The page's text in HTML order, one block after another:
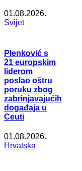
01.08.2026.
Svijet
Plenković s
21 europskim
liderom
poslao oštru
poruku zbog
zabrinjavajućih
događaja u
Ceuti
01.08.2026.
Hrvatska